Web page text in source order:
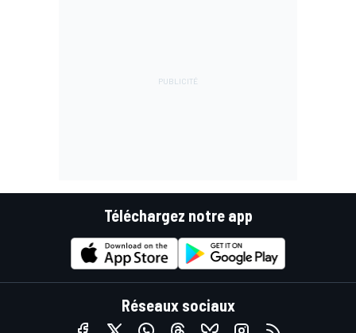
Téléchargez notre app
Réseaux sociaux